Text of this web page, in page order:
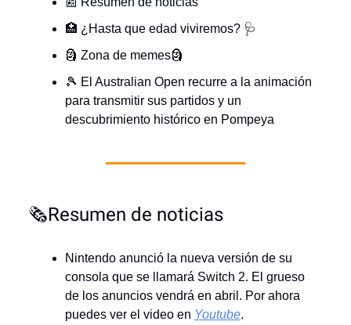
🏥 ¿Hasta que edad viviremos? 🩺
🗿 Zona de memes🗿
🎾 El Australian Open recurre a la animación
para transmitir sus partidos y un
descubrimiento histórico en Pompeya
🗞️Resumen de noticias
Nintendo anunció la nueva versión de su
consola que se llamará Switch 2. El grueso
de los anuncios vendrá en abril. Por ahora
puedes ver el video en Youtube.